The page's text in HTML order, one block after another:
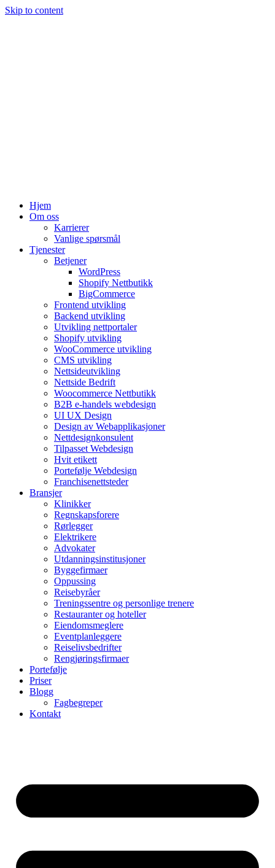
Skip to content
Hjem
Om oss
Karrierer
Vanlige spørsmål
Tjenester
Betjener
WordPress
Shopify Nettbutikk
BigCommerce
Frontend utvikling
Backend utvikling
Utvikling nettportaler
Shopify utvikling
WooCommerce utvikling
CMS utvikling
Nettsideutvikling
Nettside Bedrift
Woocommerce Nettbutikk
B2B e-handels webdesign
UI UX Design
Design av Webapplikasjoner
Nettdesignkonsulent
Tilpasset Webdesign
Hvit etikett
Portefølje Webdesign
Franchisenettsteder
Bransjer
Klinikker
Regnskapsforere
Rørlegger
Elektrikere
Advokater
Utdanningsinstitusjoner
Byggefirmaer
Oppussing
Reisebyråer
Treningssentre og personlige trenere
Restauranter og hoteller
Eiendomsmeglere
Eventplanleggere
Reiselivsbedrifter
Rengjøringsfirmaer
Portefølje
Priser
Blogg
Fagbegreper
Kontakt